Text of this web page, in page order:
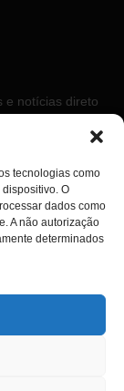
tecnologias como
O
dados como
A não autorização
determinados
e notícias direto
reservados.